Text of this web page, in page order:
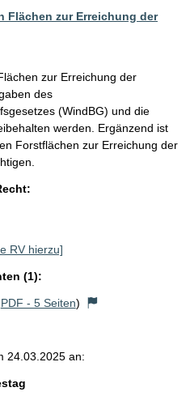
Flächen zur Erreichung der
zur Erreichung der
des
(WindBG) und die
werden. Ergänzend ist
Forstflächen zur Erreichung der
RV hierzu]
(1):
PDF - 5 Seiten)
24.03.2025 an: